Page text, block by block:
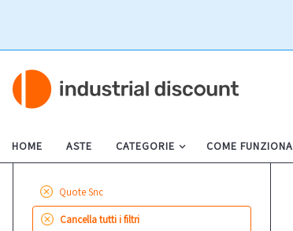
HOME ASTE CATEGORIE COME FUNZIONA
Quote Snc
Cancella tutti i filtri